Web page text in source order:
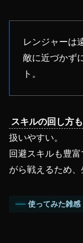
レンジャーは
敵に近づかず
ト。
スキルの回し方
扱いやすい。
回避スキルも豊
がら戦えるため、
使ってみた雑感